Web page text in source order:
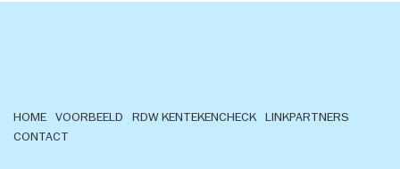
HOME VOORBEELD RDW KENTEKENCHECK
LINKPARTNERS
CONTACT